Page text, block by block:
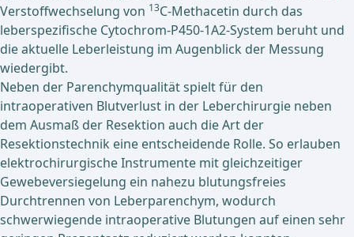
Verstoffwechselung von 13C-Methacetin durch das
leberspezifische Cytochrom-P450-1A2-System beruht und
die aktuelle Leberleistung im Augenblick der Messung
wiedergibt.
Neben der Parenchymqualität spielt für den
intraoperativen Blutverlust in der Leberchirurgie neben
dem Ausmaß der Resektion auch die Art der
Resektionstechnik eine entscheidende Rolle. So erlauben
elektrochirurgische Instrumente mit gleichzeitiger
Gewebeversiegelung ein nahezu blutungsfreies
Durchtrennen von Leberparenchym, wodurch
schwerwiegende intraoperative Blutungen auf einen sehr